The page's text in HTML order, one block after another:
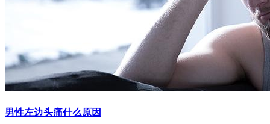
男性左边头痛什么原因